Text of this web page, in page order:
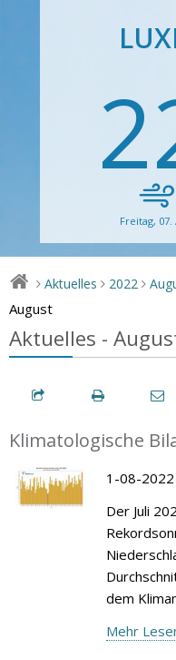
Freitag, 07.
> Aktuelles > 2022 >
August
Aktuelles -
Klimatologische
1-08-2022
Der Juli
dem
Mehr